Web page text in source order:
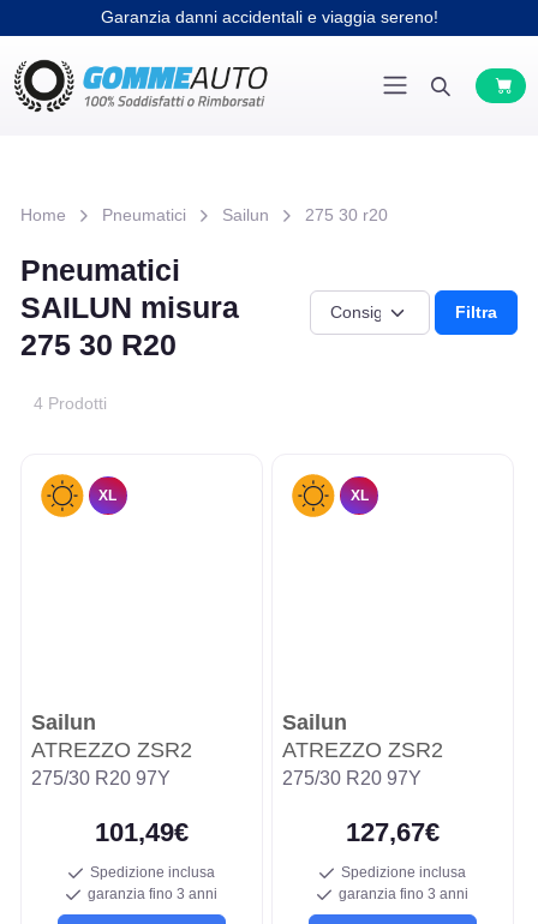
Garanzia danni accidentali e viaggia sereno!
Home Pneumatici Sailun 275 30 r20
Pneumatici
SAILUN misura
275 30 R20
Filtra
4 Prodotti
XL
Sailun
ATREZZO ZSR2
275/30 R20 97Y
101,49€
Spedizione inclusa
garanzia fino 3 anni
XL
Sailun
ATREZZO ZSR2
275/30 R20 97Y
127,67€
Spedizione inclusa
garanzia fino 3 anni